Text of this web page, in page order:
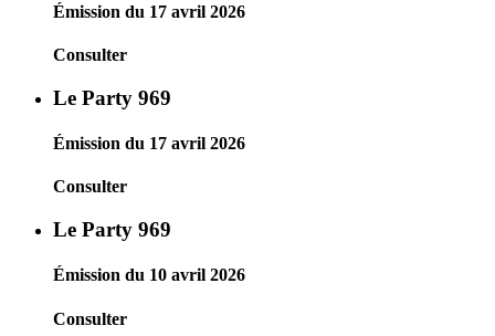
Émission du 17 avril 2026
Consulter
Le Party 969
Émission du 17 avril 2026
Consulter
Le Party 969
Émission du 10 avril 2026
Consulter